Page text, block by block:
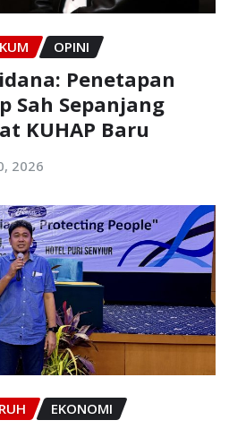
OPINI
Penetapan
Sah Sepanjang
KUHAP Baru
2026
EKONOMI